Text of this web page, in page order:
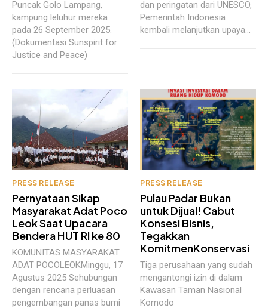
Puncak Golo Lampang,
kampung leluhur mereka
pada 26 September 2025.
(Dokumentasi Sunspirit for
Justice and Peace)
dan peringatan dari UNESCO,
Pemerintah Indonesia
kembali melanjutkan upaya...
PRESS RELEASE
Pernyataan Sikap
Masyarakat Adat Poco
Leok Saat Upacara
Bendera HUT RI ke 80
KOMUNITAS MASYARAKAT
ADAT POCOLEOKMinggu, 17
Agustus 2025 Sehubungan
dengan rencana perluasan
pengembangan panas bumi
PRESS RELEASE
Pulau Padar Bukan
untuk Dijual! Cabut
Konsesi Bisnis,
Tegakkan
KomitmenKonservasi
Tiga perusahaan yang sudah
mengantongi izin di dalam
Kawasan Taman Nasional
Komodo